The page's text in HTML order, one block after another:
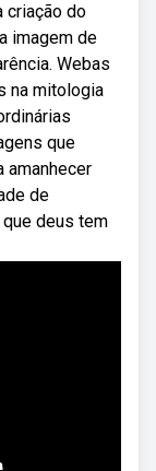
criação do
imagem de
Webas
na mitologia
que
amanhecer
de
deus tem